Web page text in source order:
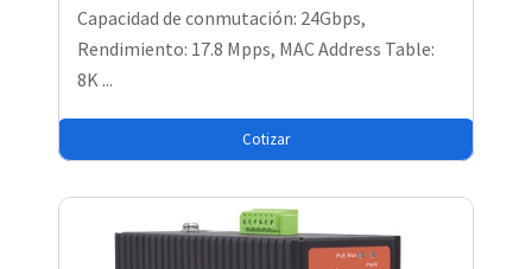
Capacidad de conmutación: 24Gbps,
Rendimiento: 17.8 Mpps, MAC Address Table:
8K ...
Cotizar